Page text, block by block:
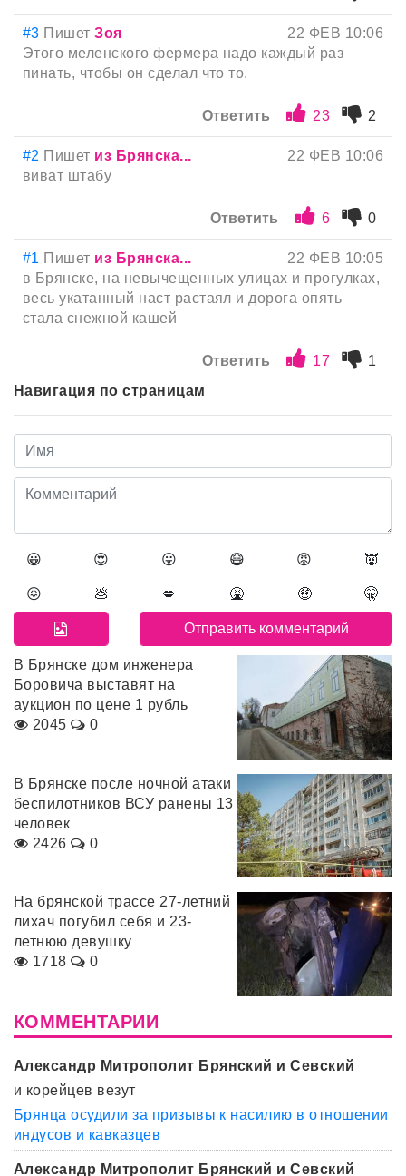
#3 ПишетЗоя
22 ФЕВ 10:06
Этого меленского фермера надо каждый раз
пинать, чтобы он сделал что то.
Ответить 23 2
#2 Пишет из Брянска...
22 ФЕВ 10:06
виват штабу
Ответить 6 0
#1 Пишет из Брянска...
22 ФЕВ 10:05
в Брянске, на невычещенных улицах и прогулках,
весь укатанный наст растаял и дорога опять
стала снежной кашей
Ответить 17
1
Навигация по страницам
😀 😍 😛 😷 😡 👿
😖 💩 💋 🤮 🤑 🤫
В Брянске дом инженера
Боровича выставят на
аукцион по цене 1 рубль
2045
0
В Брянске после ночной атаки
беспилотников ВСУ ранены 13
человек
2426
0
На брянской трассе 27-летний
лихач погубил себя и 23-
летнюю девушку
1718
0
КОММЕНТАРИИ
Александр Митрополит Брянский и Севский
и корейцев везут
Брянца осудили за призывы к насилию в отношении
индусов и кавказцев
Александр Митрополит Брянский и Севский